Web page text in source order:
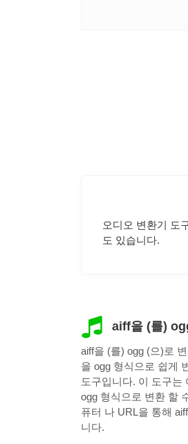
오디오 변환기 도
도 있습니다.
aiff을 (를)
aiff을 (를) ogg (으)로
을 ogg 형식으로 쉽게
도구입니다. 이 도구는
ogg 형식으로 변환 할
퓨터 나 URL을 통해
니다.